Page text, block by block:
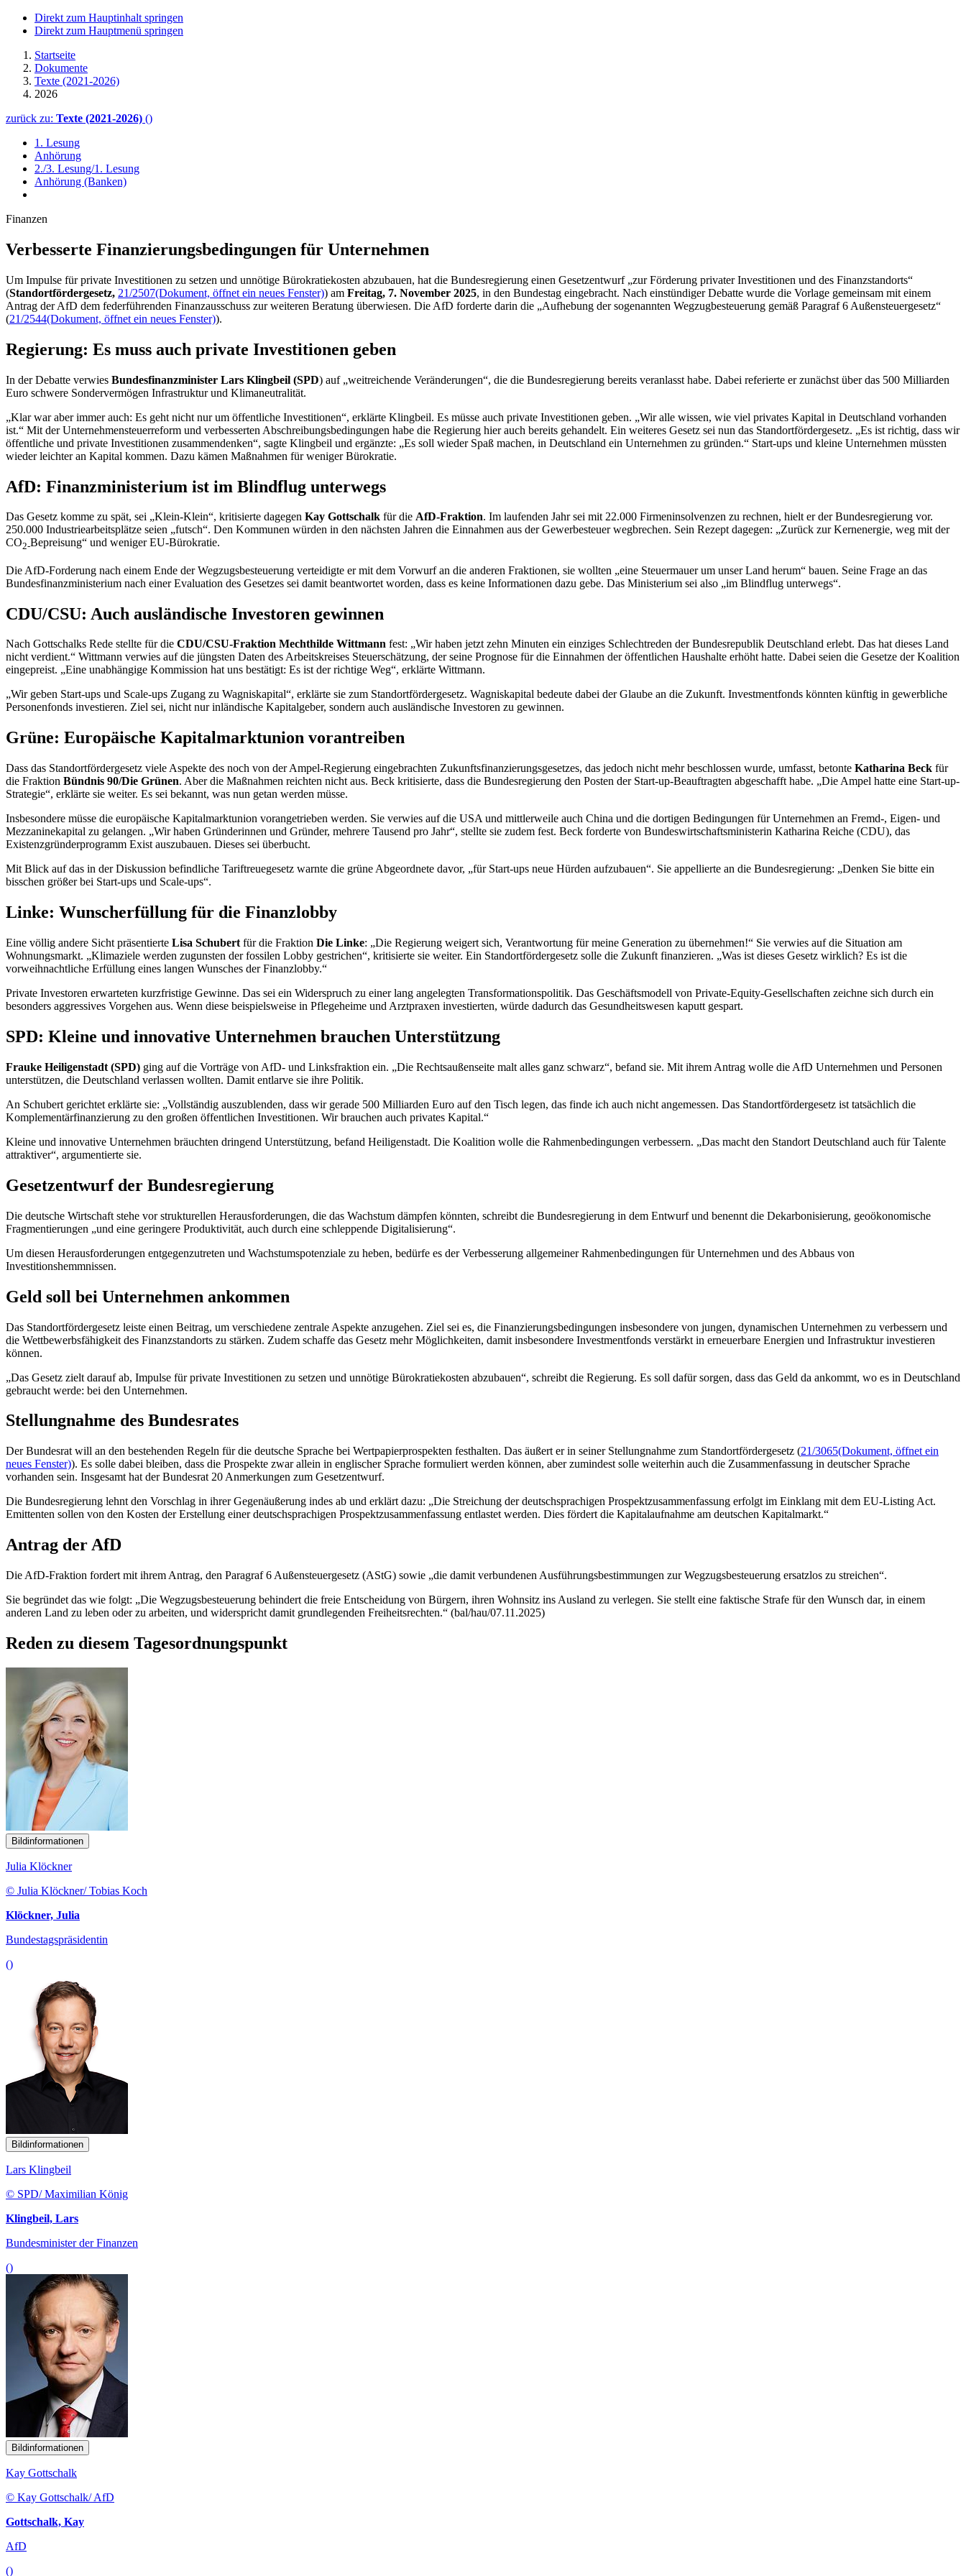
Direkt zum Hauptinhalt springen
Direkt zum Hauptmenü springen
Startseite
Dokumente
Texte (2021-2026)
2026
zurück zu: Texte (2021-2026) ()
1. Lesung
Anhörung
2./3. Lesung/1. Lesung
Anhörung (Banken)
Finanzen
Verbesserte Finanzierungs­bedingungen für Unternehmen
Um Impulse für private Investitionen zu setzen und unnötige Bürokratiekosten abzubauen, hat die Bundesregierung einen Gesetzentwurf „zur Förderung privater Investitionen und des Finanzstandorts“
(Standortfördergesetz, 21/2507(Dokument, öffnet ein neues Fenster)) am Freitag, 7. November 2025, in den Bundestag eingebracht. Nach einstündiger Debatte wurde die Vorlage gemeinsam mit einem
Antrag der AfD dem federführenden Finanzausschuss zur weiteren Beratung überwiesen. Die AfD forderte darin die „Aufhebung der sogenannten Wegzugbesteuerung gemäß Paragraf 6 Außensteuergesetz“
(21/2544(Dokument, öffnet ein neues Fenster)).
Regierung: Es muss auch private Investitionen geben
In der Debatte verwies Bundesfinanzminister Lars Klingbeil (SPD) auf „weitreichende Veränderungen“, die die Bundesregierung bereits veranlasst habe. Dabei referierte er zunächst über das 500 Milliarden
Euro schwere Sondervermögen Infrastruktur und Klimaneutralität.
„Klar war aber immer auch: Es geht nicht nur um öffentliche Investitionen“, erklärte Klingbeil. Es müsse auch private Investitionen geben. „Wir alle wissen, wie viel privates Kapital in Deutschland vorhanden
ist.“ Mit der Unternehmensteuerreform und verbesserten Abschreibungsbedingungen habe die Regierung hier auch bereits gehandelt. Ein weiteres Gesetz sei nun das Standortfördergesetz. „Es ist richtig, dass wir
öffentliche und private Investitionen zusammendenken“, sagte Klingbeil und ergänzte: „Es soll wieder Spaß machen, in Deutschland ein Unternehmen zu gründen.“ Start-ups und kleine Unternehmen müssten
wieder leichter an Kapital kommen. Dazu kämen Maßnahmen für weniger Bürokratie.
AfD: Finanzministerium ist im Blindflug unterwegs
Das Gesetz komme zu spät, sei „Klein-Klein“, kritisierte dagegen Kay Gottschalk für die AfD-Fraktion. Im laufenden Jahr sei mit 22.000 Firmeninsolvenzen zu rechnen, hielt er der Bundesregierung vor.
250.000 Industriearbeitsplätze seien „futsch“. Den Kommunen würden in den nächsten Jahren die Einnahmen aus der Gewerbesteuer wegbrechen. Sein Rezept dagegen: „Zurück zur Kernenergie, weg mit der
CO2-Bepreisung“ und weniger EU-Bürokratie.
Die AfD-Forderung nach einem Ende der Wegzugsbesteuerung verteidigte er mit dem Vorwurf an die anderen Fraktionen, sie wollten „eine Steuermauer um unser Land herum“ bauen. Seine Frage an das
Bundesfinanzministerium nach einer Evaluation des Gesetzes sei damit beantwortet worden, dass es keine Informationen dazu gebe. Das Ministerium sei also „im Blindflug unterwegs“.
CDU/CSU: Auch ausländische Investoren gewinnen
Nach Gottschalks Rede stellte für die CDU/CSU-Fraktion Mechthilde Wittmann fest: „Wir haben jetzt zehn Minuten ein einziges Schlechtreden der Bundesrepublik Deutschland erlebt. Das hat dieses Land
nicht verdient.“ Wittmann verwies auf die jüngsten Daten des Arbeitskreises Steuerschätzung, der seine Prognose für die Einnahmen der öffentlichen Haushalte erhöht hatte. Dabei seien die Gesetze der Koalition
eingepreist. „Eine unabhängige Kommission hat uns bestätigt: Es ist der richtige Weg“, erklärte Wittmann.
„Wir geben Start-ups und Scale-ups Zugang zu Wagniskapital“, erklärte sie zum Standortfördergesetz. Wagniskapital bedeute dabei der Glaube an die Zukunft. Investmentfonds könnten künftig in gewerbliche
Personenfonds investieren. Ziel sei, nicht nur inländische Kapitalgeber, sondern auch ausländische Investoren zu gewinnen.
Grüne: Europäische Kapitalmarktunion vorantreiben
Dass das Standortfördergesetz viele Aspekte des noch von der Ampel-Regierung eingebrachten Zukunftsfinanzierungsgesetzes, das jedoch nicht mehr beschlossen wurde, umfasst, betonte Katharina Beck für
die Fraktion Bündnis 90/Die Grünen. Aber die Maßnahmen reichten nicht aus. Beck kritisierte, dass die Bundesregierung den Posten der Start-up-Beauftragten abgeschafft habe. „Die Ampel hatte eine Start-up-
Strategie“, erklärte sie weiter. Es sei bekannt, was nun getan werden müsse.
Insbesondere müsse die europäische Kapitalmarktunion vorangetrieben werden. Sie verwies auf die USA und mittlerweile auch China und die dortigen Bedingungen für Unternehmen an Fremd-, Eigen- und
Mezzaninekapital zu gelangen. „Wir haben Gründerinnen und Gründer, mehrere Tausend pro Jahr“, stellte sie zudem fest. Beck forderte von Bundeswirtschaftsministerin Katharina Reiche (CDU), das
Existenzgründerprogramm Exist auszubauen. Dieses sei überbucht.
Mit Blick auf das in der Diskussion befindliche Tariftreuegesetz warnte die grüne Abgeordnete davor, „für Start-ups neue Hürden aufzubauen“. Sie appellierte an die Bundesregierung: „Denken Sie bitte ein
bisschen größer bei Start-ups und Scale-ups“.
Linke: Wunscherfüllung für die Finanzlobby
Eine völlig andere Sicht präsentierte Lisa Schubert für die Fraktion Die Linke: „Die Regierung weigert sich, Verantwortung für meine Generation zu übernehmen!“ Sie verwies auf die Situation am
Wohnungsmarkt. „Klimaziele werden zugunsten der fossilen Lobby gestrichen“, kritisierte sie weiter. Ein Standortfördergesetz solle die Zukunft finanzieren. „Was ist dieses Gesetz wirklich? Es ist die
vorweihnachtliche Erfüllung eines langen Wunsches der Finanzlobby.“
Private Investoren erwarteten kurzfristige Gewinne. Das sei ein Widerspruch zu einer lang angelegten Transformationspolitik. Das Geschäftsmodell von Private-Equity-Gesellschaften zeichne sich durch ein
besonders aggressives Vorgehen aus. Wenn diese beispielsweise in Pflegeheime und Arztpraxen investierten, würde dadurch das Gesundheitswesen kaputt gespart.
SPD: Kleine und innovative Unternehmen brauchen Unterstützung
Frauke Heiligenstadt (SPD) ging auf die Vorträge von AfD- und Linksfraktion ein. „Die Rechtsaußenseite malt alles ganz schwarz“, befand sie. Mit ihrem Antrag wolle die AfD Unternehmen und Personen
unterstützen, die Deutschland verlassen wollten. Damit entlarve sie ihre Politik.
An Schubert gerichtet erklärte sie: „Vollständig auszublenden, dass wir gerade 500 Milliarden Euro auf den Tisch legen, das finde ich auch nicht angemessen. Das Standortfördergesetz ist tatsächlich die
Komplementärfinanzierung zu den großen öffentlichen Investitionen. Wir brauchen auch privates Kapital.“
Kleine und innovative Unternehmen bräuchten dringend Unterstützung, befand Heiligenstadt. Die Koalition wolle die Rahmenbedingungen verbessern. „Das macht den Standort Deutschland auch für Talente
attraktiver“, argumentierte sie.
Gesetzentwurf der Bundesregierung
Die deutsche Wirtschaft stehe vor strukturellen Herausforderungen, die das Wachstum dämpfen könnten, schreibt die Bundesregierung in dem Entwurf und benennt die Dekarbonisierung, geoökonomische
Fragmentierungen „und eine geringere Produktivität, auch durch eine schleppende Digitalisierung“.
Um diesen Herausforderungen entgegenzutreten und Wachstumspotenziale zu heben, bedürfe es der Verbesserung allgemeiner Rahmenbedingungen für Unternehmen und des Abbaus von
Investitionshemmnissen.
Geld soll bei Unternehmen ankommen
Das Standortfördergesetz leiste einen Beitrag, um verschiedene zentrale Aspekte anzugehen. Ziel sei es, die Finanzierungsbedingungen insbesondere von jungen, dynamischen Unternehmen zu verbessern und
die Wettbewerbsfähigkeit des Finanzstandorts zu stärken. Zudem schaffe das Gesetz mehr Möglichkeiten, damit insbesondere Investmentfonds verstärkt in erneuerbare Energien und Infrastruktur investieren
können.
„Das Gesetz zielt darauf ab, Impulse für private Investitionen zu setzen und unnötige Bürokratiekosten abzubauen“, schreibt die Regierung. Es soll dafür sorgen, dass das Geld da ankommt, wo es in Deutschland
gebraucht werde: bei den Unternehmen.
Stellungnahme des Bundesrates
Der Bundesrat will an den bestehenden Regeln für die deutsche Sprache bei Wertpapierprospekten festhalten. Das äußert er in seiner Stellungnahme zum Standortfördergesetz (21/3065(Dokument, öffnet ein
neues Fenster)). Es solle dabei bleiben, dass die Prospekte zwar allein in englischer Sprache formuliert werden können, aber zumindest solle weiterhin auch die Zusammenfassung in deutscher Sprache
vorhanden sein. Insgesamt hat der Bundesrat 20 Anmerkungen zum Gesetzentwurf.
Die Bundesregierung lehnt den Vorschlag in ihrer Gegenäußerung indes ab und erklärt dazu: „Die Streichung der deutschsprachigen Prospektzusammenfassung erfolgt im Einklang mit dem EU-Listing Act.
Emittenten sollen von den Kosten der Erstellung einer deutschsprachigen Prospektzusammenfassung entlastet werden. Dies fördert die Kapitalaufnahme am deutschen Kapitalmarkt.“
Antrag der AfD
Die AfD-Fraktion fordert mit ihrem Antrag, den Paragraf 6 Außensteuergesetz (AStG) sowie „die damit verbundenen Ausführungsbestimmungen zur Wegzugsbesteuerung ersatzlos zu streichen“.
Sie begründet das wie folgt: „Die Wegzugsbesteuerung behindert die freie Entscheidung von Bürgern, ihren Wohnsitz ins Ausland zu verlegen. Sie stellt eine faktische Strafe für den Wunsch dar, in einem
anderen Land zu leben oder zu arbeiten, und widerspricht damit grundlegenden Freiheitsrechten.“ (bal/hau/07.11.2025)
Reden zu diesem Tagesordnungspunkt
Bildinformationen
Julia Klöckner
© Julia Klöckner/ Tobias Koch
Klöckner, Julia
Bundestagspräsidentin
()
Bildinformationen
Lars Klingbeil
© SPD/ Maximilian König
Klingbeil, Lars
Bundesminister der Finanzen
()
Bildinformationen
Kay Gottschalk
© Kay Gottschalk/ AfD
Gottschalk, Kay
AfD
()